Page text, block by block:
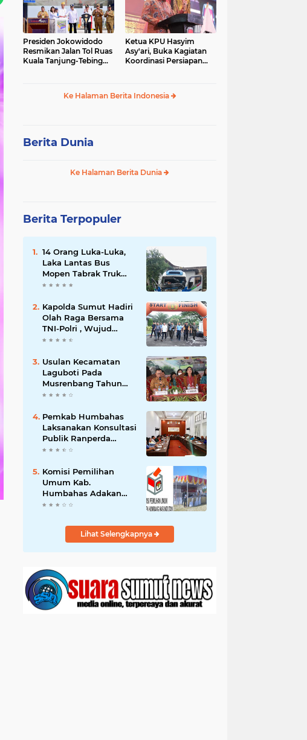
Presiden Jokowidodo
Resmikan Jalan Tol Ruas
Kuala Tanjung-Tebing
Ketua KPU Hasyim
Asy'ari, Buka Kagiatan
Koordinasi Persiapan
Ke Halaman Berita Indonesia
Berita Dunia
Ke Halaman Berita Dunia
Berita Terpopuler
14 Orang Luka-Luka,
Laka Lantas Bus
Mopen Tabrak Truk
Sedang Parkir Di
Kapolda Sumut Hadiri
Olah Raga Bersama
TNI-Polri , Wujud
Kebersamaan Menjaga
Usulan Kecamatan
Laguboti Pada
Musrenbang Tahun
2025, Bupati Toba
Mendukung
Pertumbuhan
Pariwisata.
Pemkab Humbahas
Laksanakan Konsultasi
Publik Ranperda
Pemajuan
Komisi Pemilihan
Umum Kab.
Humbahas Adakan
Sosialisasi & Simulasi,
Rekapitulasi Suara.
Lihat Selengkapnya